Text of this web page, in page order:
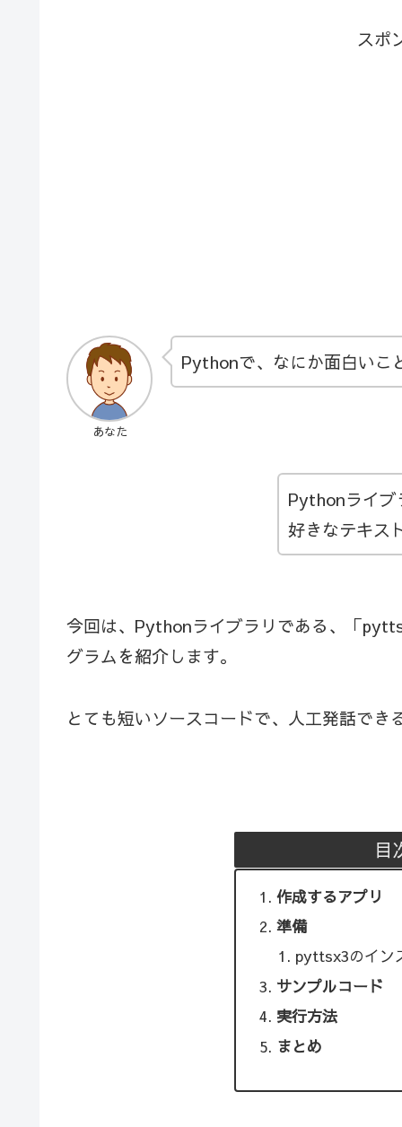
スポ
あなた
Pythonで、なにか面白いこ
Pythonライブ
好きなテキス
今回は、Pythonライブラリである、「
グラムを紹介します。
とても短いソースコードで、人工発話でき
目
作成するアプリ
準備
pyttsx3のイン
サンプルコード
実行方法
まとめ